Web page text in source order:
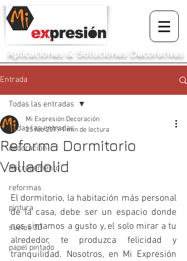
Aplicaciones & Soluciones Decorativas
Entrada
Todas las entradas
decoración
microcemento
reformas
pintura
suelos 3D
papel pintado
Todas las entradas
Reforma Dormitorio
Valladolid
Mi Expresión Decoración
25 feb 2019 1 min de lectura
El dormitorio, la habitación más personal
de la casa, debe ser un espacio donde
nos sintamos a gusto y, el solo mirar a tu
alrededor, te produzca felicidad y
tranquilidad. Nosotros, en Mi Expresión